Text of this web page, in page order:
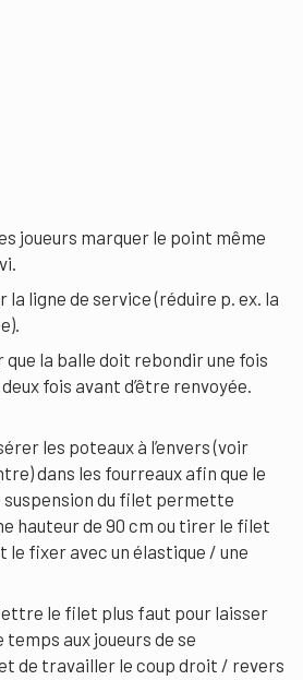
joueurs marquer le point même
la ligne de service (réduire p. ex. la
que la balle doit rebondir une fois
fois avant d’être renvoyée.
les poteaux à l’envers (voir
dans les fourreaux afin que le
du filet permette
hauteur de 90 cm ou tirer le filet
le fixer avec un élastique / une
le filet plus faut pour laisser
temps aux joueurs de se
de travailler le coup droit / revers